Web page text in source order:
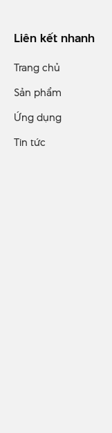
Liên kết nhanh
Trang chủ
Sản phẩm
Ứng dụng
Tin tức